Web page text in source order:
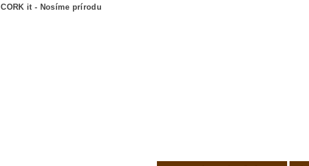
CORK it - Nosíme prírodu